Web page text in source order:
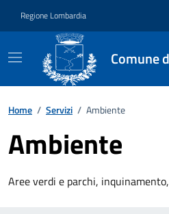
Regione Lombardia
Comune
Home / Servizi / Ambiente
Ambiente
Aree verdi e parchi,